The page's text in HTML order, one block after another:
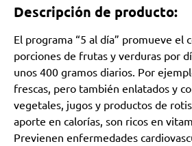
Descripción de producto:
El programa “5 al día” promueve el
porciones de frutas y verduras por
unos 400 gramos diarios. Por
frescas, pero también enlatados y
vegetales, jugos y productos de
aporte en calorías, son ricos en
Previenen enfermedades